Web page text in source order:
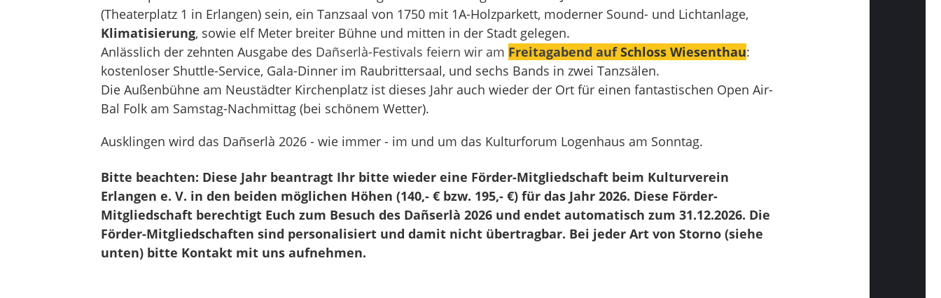
(Theaterplatz 1 in Erlangen) sein, ein Tanzsaal von 1750 mit 1A-Holzparkett, moderner Sound- und Lichtanlage,
Klimatisierung, sowie elf Meter breiter Bühne und mitten in der Stadt gelegen.
Anlässlich der zehnten Ausgabe des Dañserlà-Festivals feiern wir am Freitagabend aufSchloss Wiesenthau:
kostenloser Shuttle-Service, Gala-Dinner im Raubrittersaal, und sechs Bands in zwei Tanzsälen.
Die Außenbühne am Neustädter Kirchenplatz ist dieses Jahr auch wieder der Ort für einen fantastischen Open Air-
Bal Folk am Samstag-Nachmittag (bei schönem Wetter).
Ausklingen wird das Dañserlà 2026 - wie immer - im und um das Kulturforum Logenhaus am Sonntag.
Bitte beachten: Diese Jahr beantragt Ihr bitte wieder eine Förder-Mitgliedschaft beim Kulturverein
Erlangen e. V. in den beiden möglichen Höhen (140,- € bzw. 195,- €) für das Jahr 2026. Diese Förder-
Mitgliedschaft berechtigt Euch zum Besuch des Dañserlà 2026 und endet automatisch zum 31.12.2026. Die
Förder-Mitgliedschaften sind personalisiert und damit nicht übertragbar. Bei jeder Art von Storno (siehe
unten) bitte Kontakt mit uns aufnehmen.